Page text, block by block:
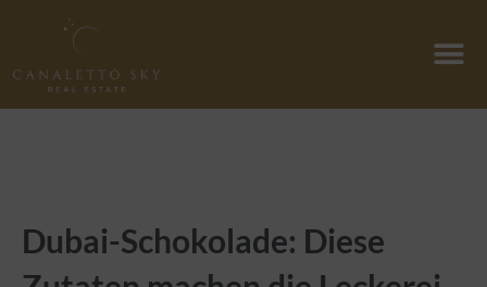
Dubai-Schokolade: Diese